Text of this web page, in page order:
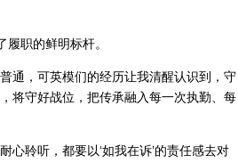
职的鲜明标杆。
通，可英模们的经历让我清醒认识到，守
将守好战位，把传承融入每一次执勤、每
心聆听，都要以‘如我在诉’的责任感去对